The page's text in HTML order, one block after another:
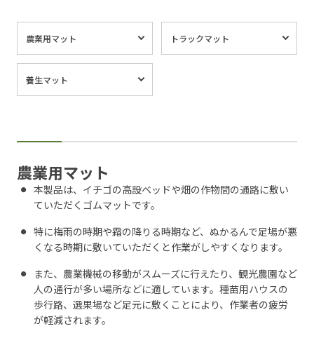
農業用マット トラックマット
養生マット
農業用マット
本製品は、イチゴの高設ベッドや畑の作物間の通路に敷い
ていただくゴムマットです。
特に梅雨の時期や霜の降りる時期など、ぬかるんで足場が悪
くなる時期に敷いていただくと作業がしやすくなります。
また、農業機械の移動がスムーズに行えたり、観光農園など
人の通行が多い場所などに適しています。種苗用ハウスの
歩行路、選果場など足元に敷くことにより、作業者の疲労
が軽減されます。